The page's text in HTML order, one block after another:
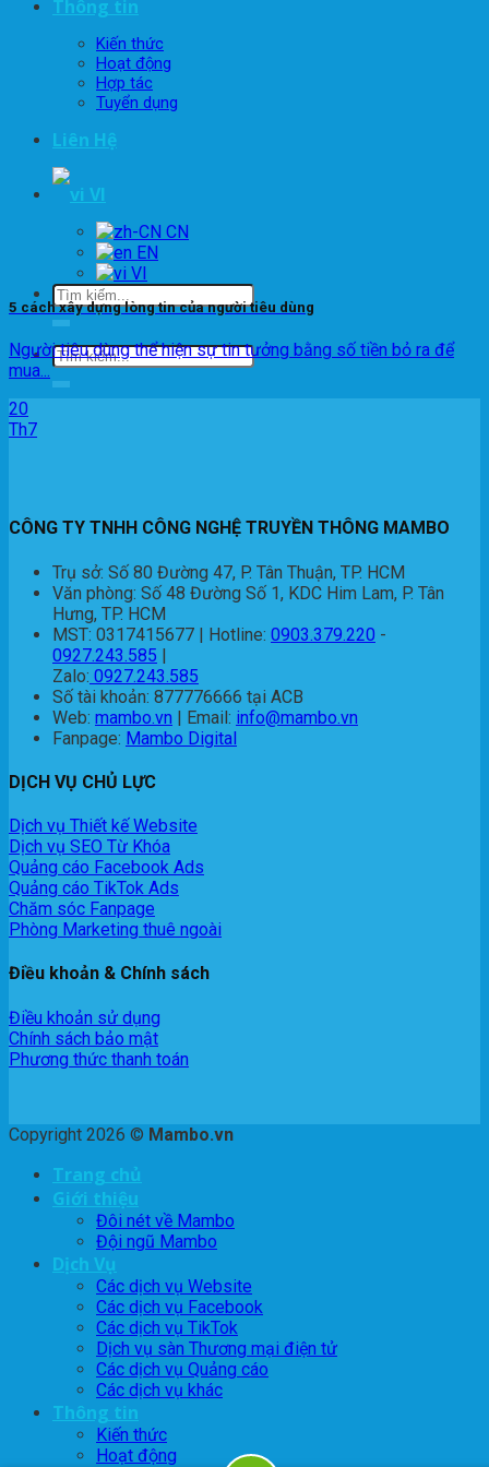
Thông tin
Kiến thức
Hoạt động
Hợp tác
Tuyển dụng
Liên Hệ
VI
EN
VI
5 cách xây dựng lòng tin của người tiêu dùng
Người tiêu dùng thể hiện sự tin tưởng bằng số tiền bỏ ra để
mua...
20
Th7
CÔNG TY TNHH CÔNG NGHỆ TRUYỀN THÔNG MAMBO
Trụ sở: Số 80 Đường 47, P. Tân Thuận, TP. HCM
Văn phòng: Số 48 Đường Số 1, KDC Him Lam, P. Tân
Hưng, TP. HCM
MST: 0317415677 | Hotline: 0903.379.220 -
0927.243.585 |
Zalo: 0927.243.585
Số tài khoản: 877776666 tại ACB
Web: mambo.vn | Email: info@mambo.vn
Fanpage: Mambo Digital
DỊCH VỤ CHỦ LỰC
Dịch vụ Thiết kế Website
Dịch vụ SEO Từ Khóa
Quảng cáo Facebook Ads
Quảng cáo TikTok Ads
Chăm sóc Fanpage
Phòng Marketing thuê ngoài
Điều khoản & Chính sách
Điều khoản sử dụng
Chính sách bảo mật
Phương thức thanh toán
Copyright 2026 © Mambo.vn
Trang chủ
Giới thiệu
Đôi nét về Mambo
Đội ngũ Mambo
Dịch Vụ
Các dịch vụ Website
Các dịch vụ Facebook
Các dịch vụ TikTok
Dịch vụ sàn Thương mại điện tử
Các dịch vụ Quảng cáo
Các dịch vụ khác
Thông tin
Kiến thức
Hoạt động